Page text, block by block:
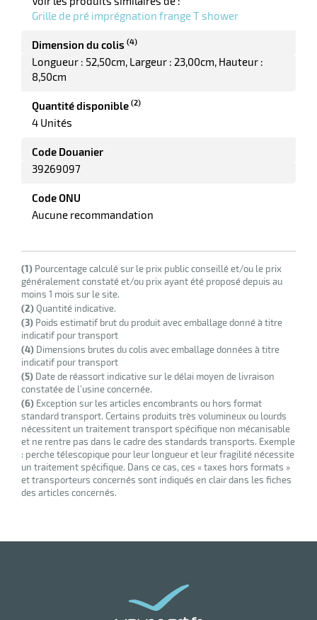
Grille de pré imprégnation frange T shower
Dimension du colis (4)
Longueur : 52,50cm Largeur : 23,00cm Hauteur :
8,50cm
Quantité disponible (2)
4 Unités
Code Douanier
39269097
Code ONU
Aucune recommandation
(1) Pourcentage calculé sur le prix public conseillé et/ou le prix
généralement constaté et/ou prix ayant été proposé depuis au
moins 1 mois sur le site.
(2)Quantité indicative.
(3) Poids estimatif brut du produit avec emballage donné à titre
indicatif pour transport
(4) Dimensions brutes du colis avec emballage données à titre
indicatif pour transport
(5) Date de réassort indicative sur le délai moyen de livraison
constatée de l’usine concernée.
(6) Exception sur les articles encombrants ou hors format
standard transport. Certains produits très volumineux ou lourds
nécessitent un traitement transport spécifique non mécanisable
et ne rentre pas dans le cadre des standards transports. Exemple
: perche télescopique pour leur longueur et leur fragilité nécessite
un traitement spécifique. Dans ce cas, ces « taxes hors formats »
et transporteurs concernés sont indiqués en clair dans les fiches
des articles concernés.